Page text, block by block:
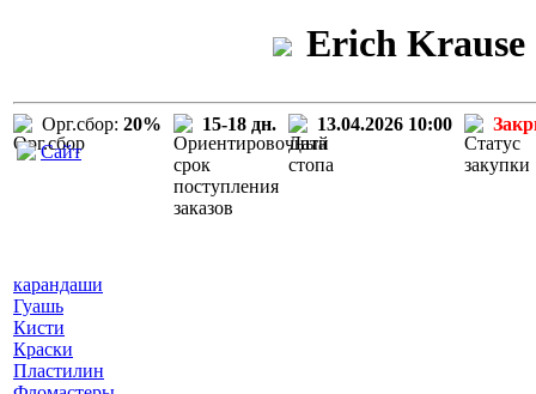
Erich Krause
Орг.сбор: 20% 15-18 дн. 13.04.2026 10:00
Сайт
карандаши
Гуашь
Кисти
Краски
Пластилин